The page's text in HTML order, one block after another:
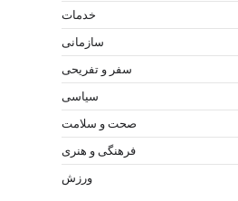
خدمات
سازمانی
سفر و تفریحی
سیاسی
صحت و سلامت
فرهنگی و هنری
ورزش